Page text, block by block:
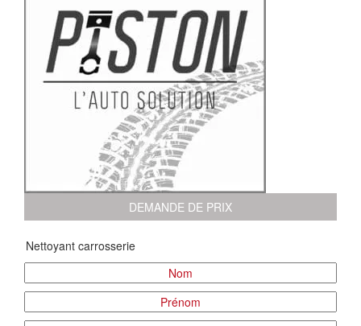
DEMANDE DE PRIX